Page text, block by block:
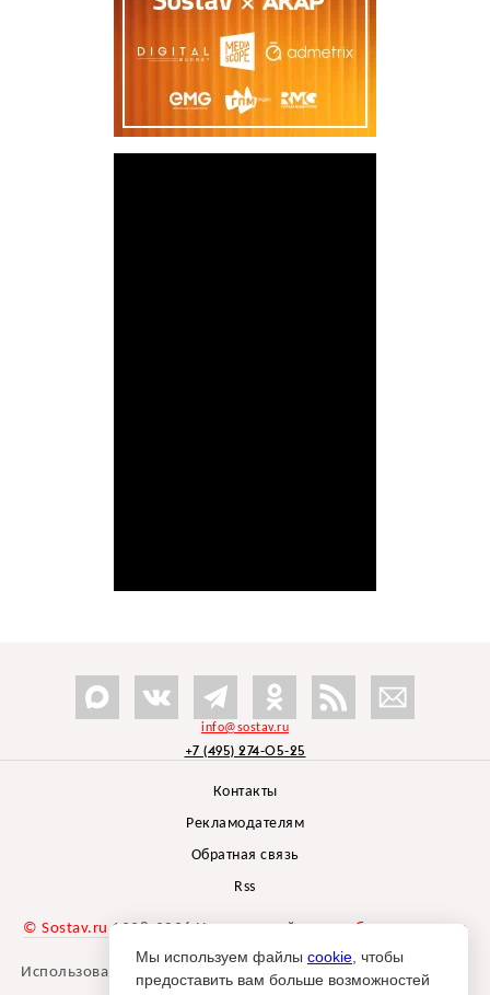
info@sostav.ru
+7 (495) 274-05-25
Контакты
Рекламодателям
Обратная связь
Rss
© Sostav.ru 1998-2026 Независимый проектбрендингового
агентства Depot
Использование материалов Sostav.ru допустимо только при
Мы используем файлы cookie , чтобы
предоставить вам больше возможностей